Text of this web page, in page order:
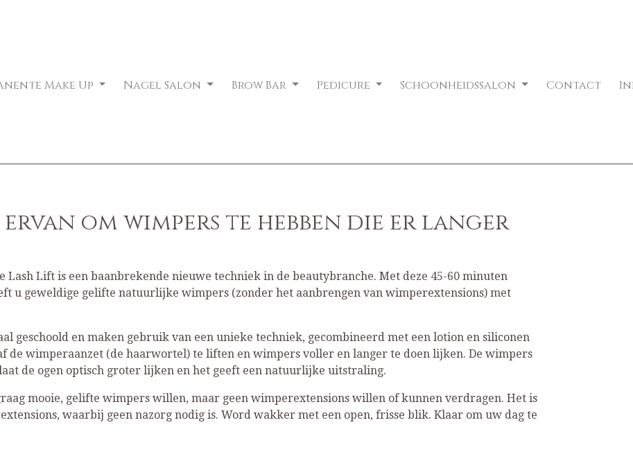
Make Up Nagel Salon Brow Bar Pedicure Schoonheidssalon Contact
om wimpers te hebben die er langer
Lift is een baanbrekende nieuwe techniek in de beautybranche. Met deze 45-60 minuten
u geweldige gelifte natuurlijke wimpers (zonder het aanbrengen van wimperextensions) met
geschoold en maken gebruik van een unieke techniek, gecombineerd met een lotion en siliconen
de wimperaanzet (de haarwortel) te liften en wimpers voller en langer te doen lijken. De wimpers
de ogen optisch groter lijken en het geeft een natuurlijke uitstraling.
mooie, gelifte wimpers willen, maar geen wimperextensions willen of kunnen verdragen. Het is
waarbij geen nazorg nodig is. Word wakker met een open, frisse blik. Klaar om uw dag te